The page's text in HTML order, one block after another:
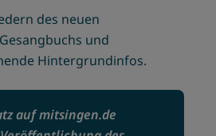
des neuen
und
Hintergrundinfos.
auf mitsingen.de